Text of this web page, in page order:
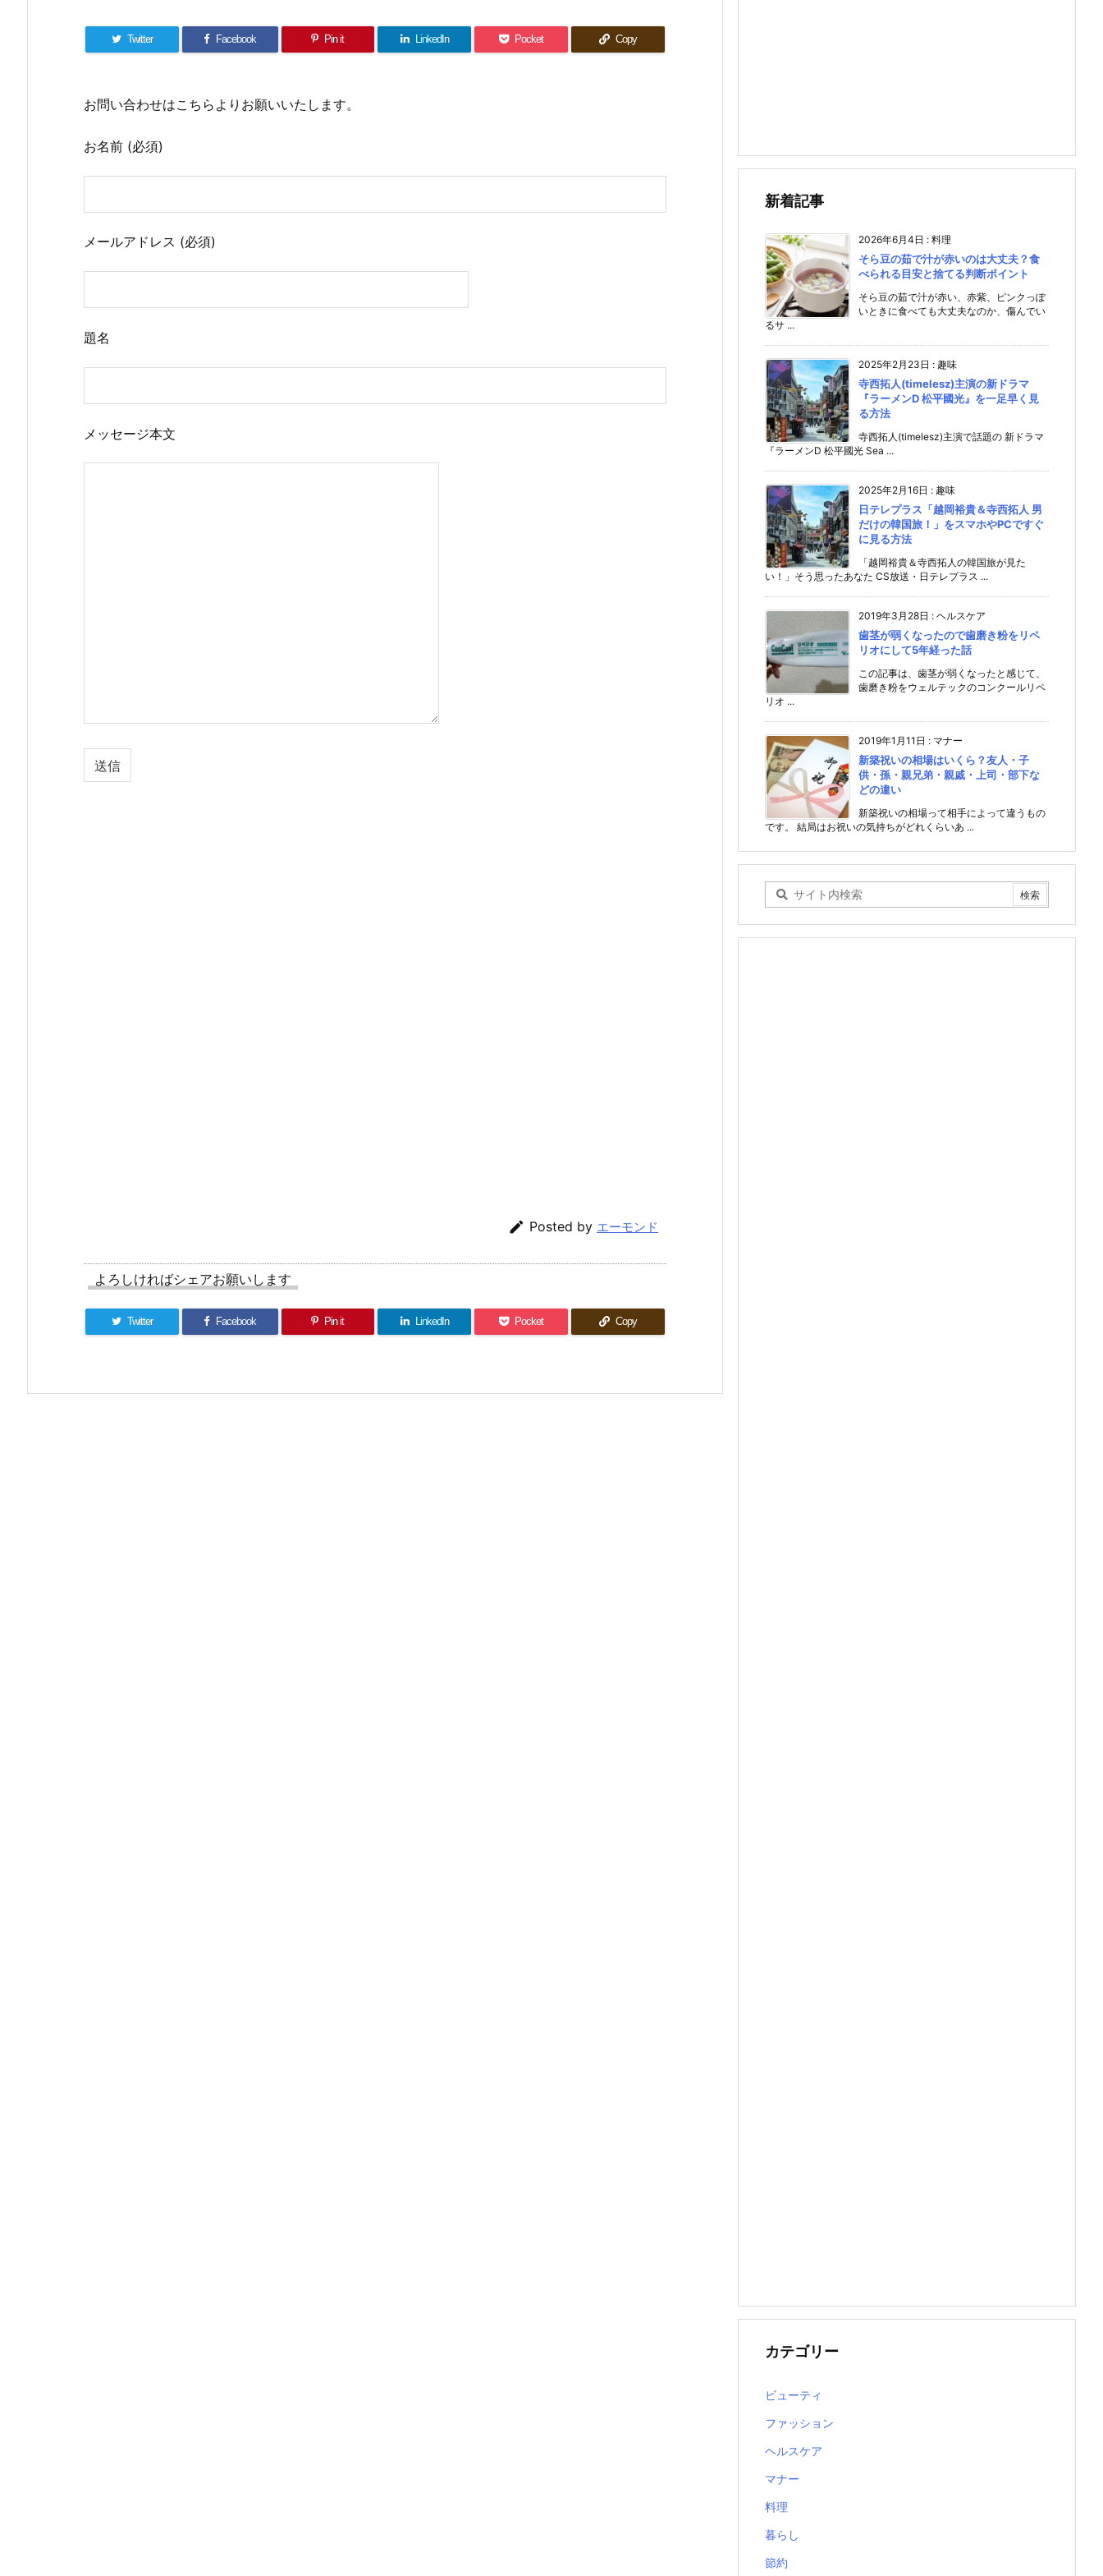
Twitter Facebook Pin it LinkedIn Pocket Copy
お問い合わせはこちらよりお願いいたします。
お名前 (必須)
メールアドレス (必須)
題名
メッセージ本文
 Posted by エーモンド
よろしければシェアお願いします
Twitter Facebook Pin it LinkedIn Pocket Copy
新着記事
2026年6月4日 : 料理
そら豆の茹で汁が赤いのは大丈夫？食
べられる目安と捨てる判断ポイント
そら豆の茹で汁が赤い、赤紫、ピンクっぽ
いときに食べても大丈夫なのか、傷んでい
るサ ...
2025年2月23日 : 趣味
寺西拓人(timelesz)主演の新ドラマ
『ラーメンD 松平國光』を一足早く見
る方法
寺西拓人(timelesz)主演で話題の 新ドラマ
『ラーメンD 松平國光 Sea ...
2025年2月16日 : 趣味
日テレプラス「越岡裕貴＆寺西拓人 男
だけの韓国旅！」をスマホやPCですぐ
に見る方法
「越岡裕貴＆寺西拓人の韓国旅が見た
い！」そう思ったあなた CS放送・日テレプラス ...
2019年3月28日 : ヘルスケア
歯茎が弱くなったので歯磨き粉をリペ
リオにして5年経った話
この記事は、歯茎が弱くなったと感じて、
歯磨き粉をウェルテックのコンクールリペ
リオ ...
2019年1月11日 : マナー
新築祝いの相場はいくら？友人・子
供・孫・親兄弟・親戚・上司・部下な
どの違い
新築祝いの相場って相手によって違うもの
です。 結局はお祝いの気持ちがどれくらいあ ...
カテゴリー
ビューティ
ファッション
ヘルスケア
マナー
料理
暮らし
節約